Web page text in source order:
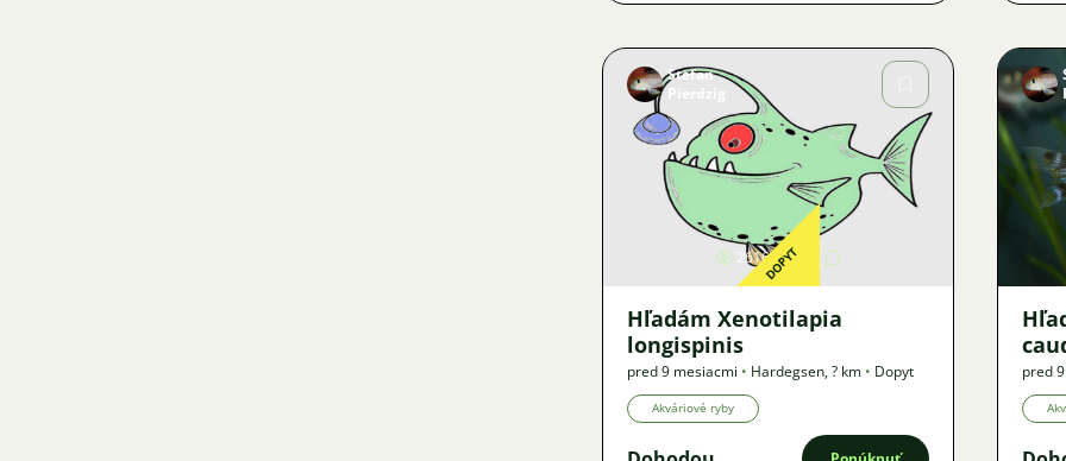
Obrázok
Stefan
Pierdzig
2616DOPYT
Hľadám Xenotilapia
longispinis
pred 9 mesiacmi • Hardegsen,? km • Dopyt
Akváriové ryby
pred